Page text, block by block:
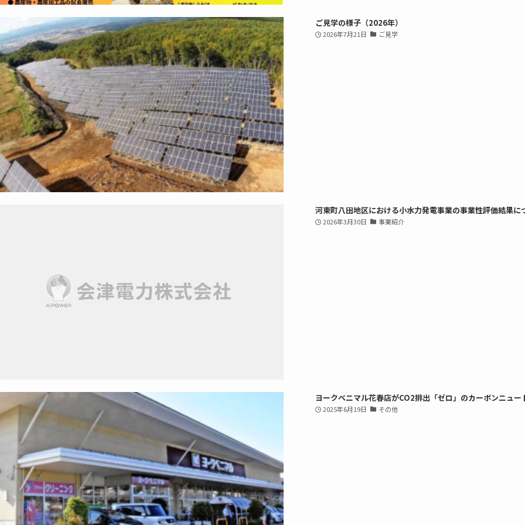
ご見学の様子（2026年）
2026年7月21日 ご見学
河東町八田地区における小水力発電事業の事業性評価結果に
2026年3月30日 事業紹介
ヨークベニマル花春店がCO2排出「ゼロ」のカーボンニュー
2025年6月19日 その他